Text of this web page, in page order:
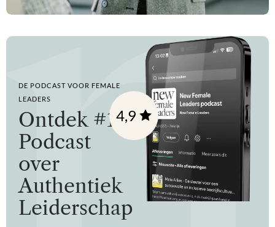
DE PODCAST VOOR FEMALE
LEADERS
Ontdek #1
Podcast
over
Authentiek
Leiderschap
4,9